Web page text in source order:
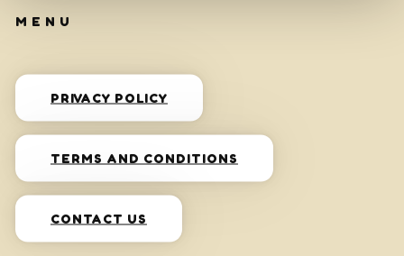
PRIVACY POLICY
TERMS AND CONDITIONS
CONTACT US